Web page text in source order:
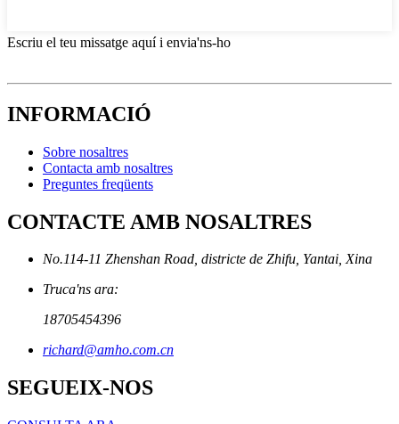
Escriu el teu missatge aquí i envia'ns-ho
INFORMACIÓ
Sobre nosaltres
Contacta amb nosaltres
Preguntes freqüents
CONTACTE AMB NOSALTRES
No.114-11 Zhenshan Road, districte de Zhifu, Yantai, Xina
Truca'ns ara:
18705454396
richard@amho.com.cn
SEGUEIX-NOS